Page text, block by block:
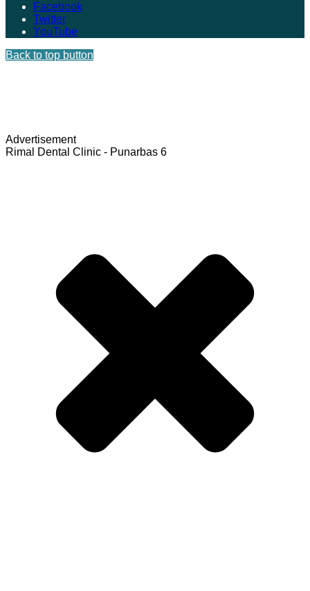
Facebook
Twitter
YouTube
Back to top button
Advertisement
Rimal Dental Clinic - Punarbas 6